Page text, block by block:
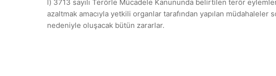
l) 3713 sayılı Terörle Mücadele Kanununda belirtilen terör
azaltmak amacıyla yetkili organlar tarafından yapılan
nedeniyle oluşacak bütün zararlar.